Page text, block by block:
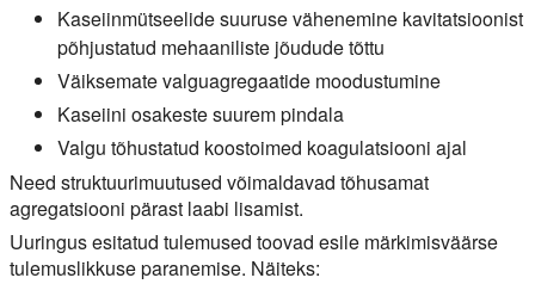
Kaseiinmütseelide suuruse vähenemine kavitatsioonist
põhjustatud mehaaniliste jõudude tõttu
Väiksemate valguagregaatide moodustumine
Kaseiini osakeste suurem pindala
Valgu tõhustatud koostoimed koagulatsiooni ajal
Need struktuurimuutused võimaldavad tõhusamat
agregatsiooni pärast laabi lisamist.
Uuringus esitatud tulemused toovad esile märkimisväärse
tulemuslikkuse paranemise. Näiteks: